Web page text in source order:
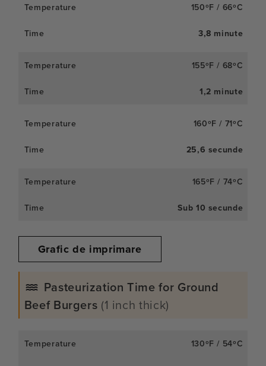
150ºF / 66ºC
3,8 minute
155ºF / 68ºC
1,2 minute
160ºF / 71ºC
25,6 secunde
165ºF / 74ºC
Sub 10 secunde
Grafic de imprimare
Pasteurization Time for Ground
Beef Burgers (1 inch thick)
130ºF / 54ºC